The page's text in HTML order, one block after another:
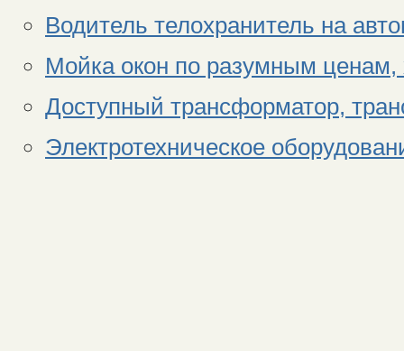
Водитель телохранитель на
Мойка окон по разумным ценам,
Доступный трансформатор,
Электротехническое